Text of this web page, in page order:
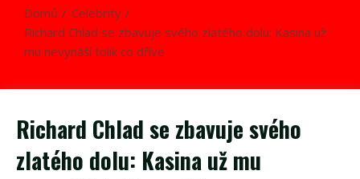
Domů
Celebrity
Richard Chlad se zbavuje svého zlatého dolu: Kasina už
mu nevynáší tolik co dříve
Richard Chlad se zbavuje svého
zlatého dolu: Kasina už mu